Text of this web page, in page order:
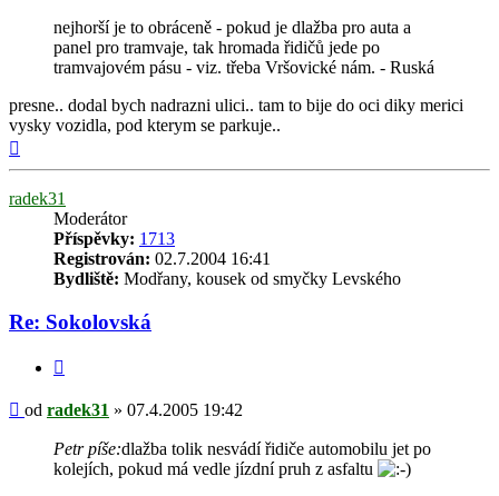
nejhorší je to obráceně - pokud je dlažba pro auta a
panel pro tramvaje, tak hromada řidičů jede po
tramvajovém pásu - viz. třeba Vršovické nám. - Ruská
presne.. dodal bych nadrazni ulici.. tam to bije do oci diky merici
vysky vozidla, pod kterym se parkuje..
radek31
Moderátor
Příspěvky: 1713
Registrován: 02.7.2004 16:41
Bydliště: Modřany, kousek od smyčky Levského
Re: Sokolovská
Příspěvek
od radek31 » 07.4.2005 19:42
Petr píše:dlažba tolik nesvádí řidiče automobilu jet po
kolejích, pokud má vedle jízdní pruh z asfaltu